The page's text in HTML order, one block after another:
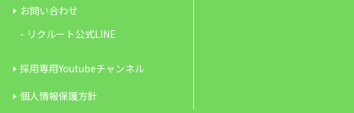
お問い合わせ
リクルート公式LINE
採用専用Youtubeチャンネル
個人情報保護方針